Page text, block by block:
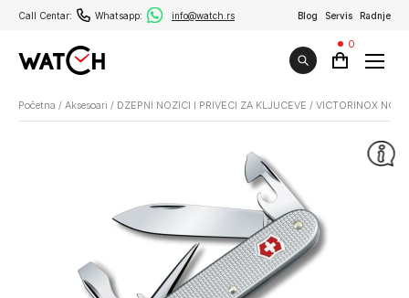
Call Centar: Whatsapp: info@watch.rs Blog Servis Radnje
0
Početna / Aksesoari / DZEPNI NOZICI I PRIVECI ZA KLJUCEVE / VICTORINOX NOZ